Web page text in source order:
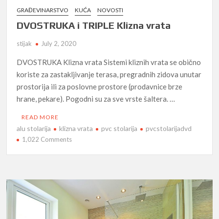
GRAĐEVINARSTVO KUĆA NOVOSTI
DVOSTRUKA i TRIPLE Klizna vrata
stijak July 2, 2020
DVOSTRUKA Klizna vrata Sistemi kliznih vrata se obično
koriste za zastakljivanje terasa, pregradnih zidova unutar
prostorija ili za poslovne prostore (prodavnice brze
hrane, pekare). Pogodni su za sve vrste šaltera. …
READ MORE
alu stolarija klizna vrata pvc stolarija pvcstolarijadvd
1,022 Commentson
Klizna